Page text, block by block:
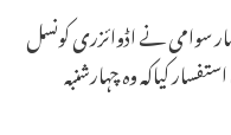
سوامی نے اڈوائزری کونسل
کیاکہ وہ چہارشنبہ